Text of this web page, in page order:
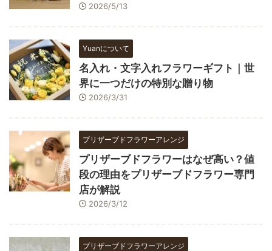
2026/5/13
Yuanについて
名入れ・文字入れフラワーギフト｜世
界に一つだけの特別な贈り物
2026/3/31
プリザーブドフラワーアレンジ
プリザーブドフラワーはなぜ高い？値
段の理由をプリザーブドフラワー専門
店が解説
2026/3/12
プリザーブドフラワーアレンジ